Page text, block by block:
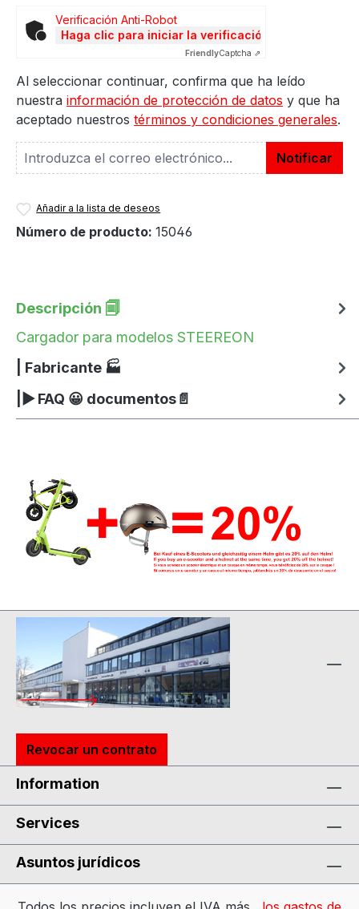
Verificación Anti-Robot
Haga clic para iniciar la verificación
FriendlyCaptcha ⇗
Al seleccionar continuar, confirma que ha leído
nuestra información de protección de datos y que ha
aceptado nuestros términos y condiciones generales.
Notificar
Añadir a la lista de deseos
Número de producto: 15046
Descripción 🗐
Cargador para modelos STEEREON
| Fabricante 🏭
|▶ FAQ 😀 documentos📄
Revocar un contrato
Information
Services
Asuntos jurídicos